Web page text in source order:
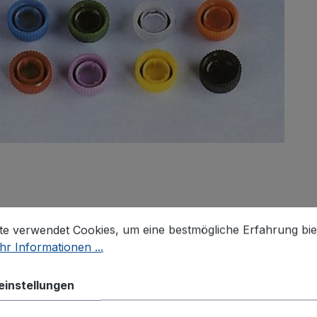
Bewertungen
Cookies, um eine bestmögliche Erfahrung
verwendet Cookies, um eine bestmögliche Erfahrung
Informationen ...